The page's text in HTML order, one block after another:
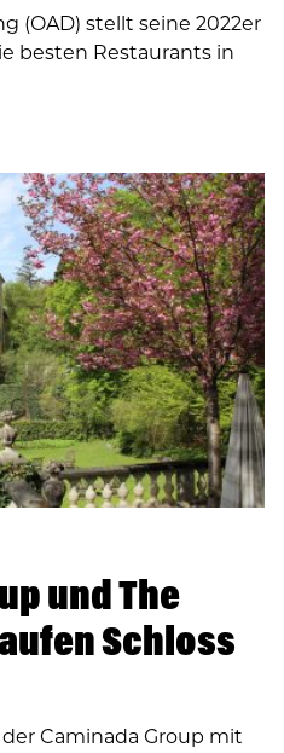
(OAD) stellt seine 2022er
besten Restaurants in
und The
Schloss
Caminada Group mit